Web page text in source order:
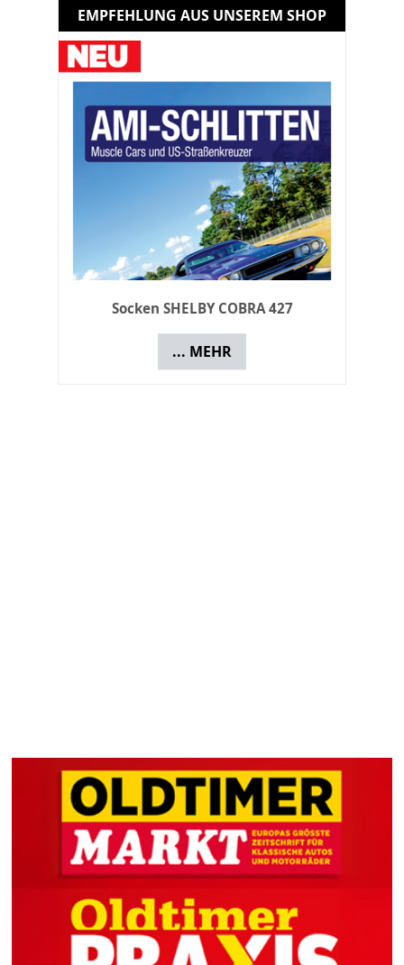
EMPFEHLUNG AUS UNSEREM SHOP
Schild Ford Mustang - GT 1967
... MEHR